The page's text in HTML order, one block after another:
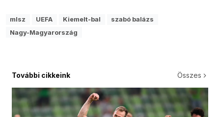
mlsz UEFA Kiemelt-bal
szabó balázs
Nagy-Magyarország
További cikkeink Összes